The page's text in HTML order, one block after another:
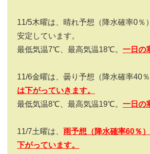
11/5木曜は、晴れ予想（降水確率0％
安定しています。
最低気温7℃、最高気温18℃。 一日の
11/6金曜は、曇り予想（降水確率40
は下がっていきます。
最低気温8℃、最高気温19℃。 一日の
11/7土曜は、 雨予想（降水確率60％
下がっています。